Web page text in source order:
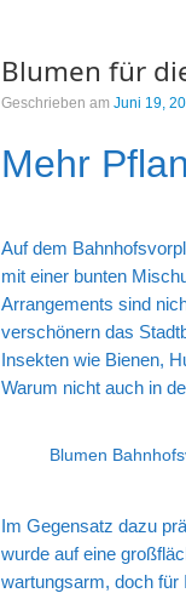
Blumen für
Geschrieben am Juni 19,
Mehr
Auf dem
mit einer bunten
Arrangements sind
verschönern das
Insekten wie Bienen,
Warum nicht auch in
Blumen
Im Gegensatz dazu
wurde auf eine
wartungsarm, doch für